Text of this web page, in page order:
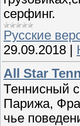
серфинг.
Русские
29.09.2018 |
All Star
Теннисный
Парижа,
чье